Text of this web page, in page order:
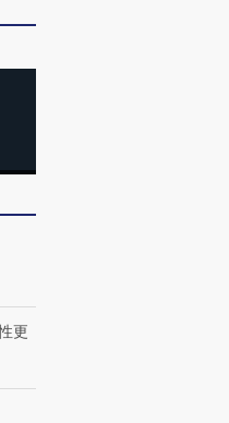
秘鲁纳斯卡观光飞机坠毁
更